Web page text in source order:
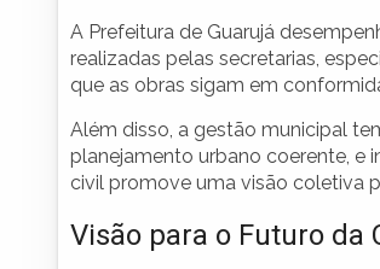
A Prefeitura de Guarujá
realizadas pelas secretarias,
que as obras sigam em
Além disso, a gestão municipal
planejamento urbano coerente, e
civil promove uma visão coletiva
Visão para o Futuro da